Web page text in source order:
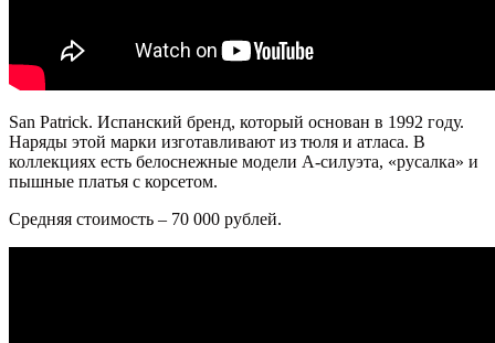
San Patrick. Испанский бренд, который основан в 1992 году.
Наряды этой марки изготавливают из тюля и атласа. В
коллекциях есть белоснежные модели А-силуэта, «русалка» и
пышные платья с корсетом.
Средняя стоимость – 70 000 рублей.